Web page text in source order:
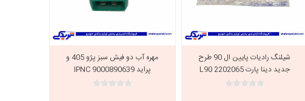
شیلنگ رادیات پایین ال 90 طرح
جدید دینا پارت 2202065 L90
مهره آب دو فیش سبز پژو 405 و
پراید IPNC 9000890639